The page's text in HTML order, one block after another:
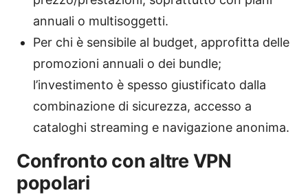
annuali o multisoggetti.
Per chi è sensibile al budget, approfitta delle
promozioni annuali o dei bundle;
l’investimento è spesso giustificato dalla
combinazione di sicurezza, accesso a
cataloghi streaming e navigazione anonima.
Confronto con altre VPN
popolari